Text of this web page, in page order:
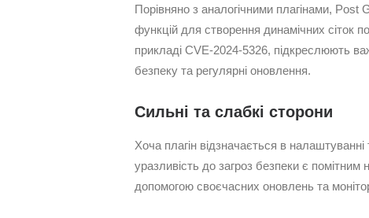
Порівняно з аналогічними плагінами,
функцій для створення динамічних сіток
прикладі CVE-2024-5326, підкреслюють
безпеку та регулярні оновлення.
Сильні та слабкі сторони
Хоча плагін відзначається в
уразливість до загроз безпеки є помітним
допомогою своєчасних оновлень та